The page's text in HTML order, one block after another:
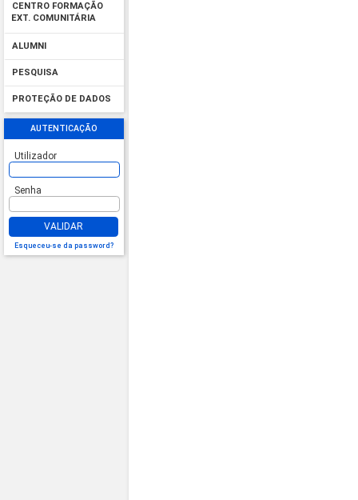
CENTRO FORMAÇÃO
EXT. COMUNITÁRIA
ALUMNI
PESQUISA
PROTEÇÃO DE DADOS
AUTENTICAÇÃO
Utilizador
Senha
VALIDAR
Esqueceu-se da password?